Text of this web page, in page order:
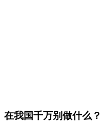
在我国千万别做什么？